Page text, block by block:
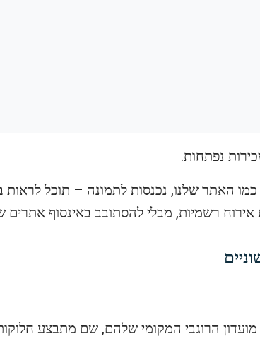
נפתחות.
האתר שלנו, נכנסות לתמונה – תוכל לראות
רשמיות, מבלי להסתובב באינסוף אתרים
הרוגבי המקומי שלהם, שם מתבצע